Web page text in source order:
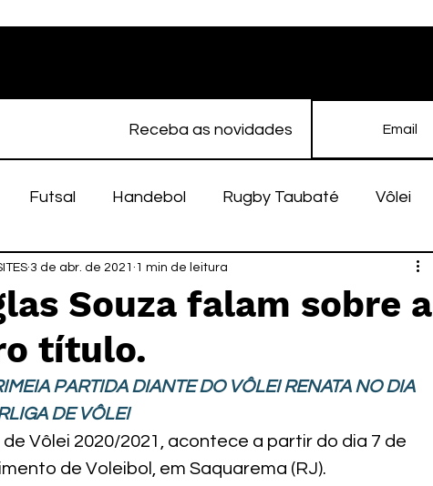
Receba as novidades
Futsal Handebol Rugby Taubaté Vôlei
Atletismo EC Taubaté História
Taubaté Fut7
Souza falam sobre a
título.
3 de abr. de 2021 1 min de leitura
PARTIDA DIANTE DO VÔLEI RENATA NO DIA
DE VÔLEI
Vôlei 2020/2021, acontece a partir do dia 7 de
de Voleibol, em Saquarema (RJ).